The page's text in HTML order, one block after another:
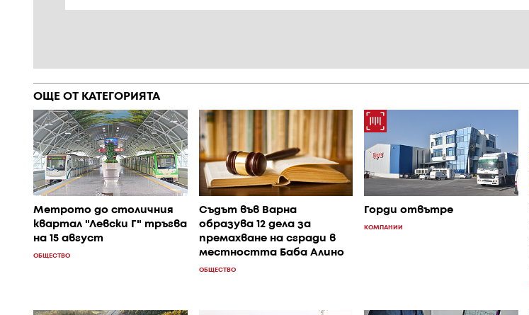
ОЩЕ ОТ КАТЕГОРИЯТА
Метрото до столичния
квартал "Левски Г" тръгва
на 15 август
ОБЩЕСТВО
Съдът във Варна
образува 12 дела за
премахване на сгради в
местността Баба Алино
ОБЩЕСТВО
Горди отвътре
КОМПАНИИ